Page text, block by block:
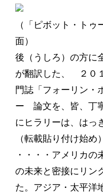
（「ピボット・ト
面）
後（うしろ）の方に
が翻訳した、 ２０
門誌「フォーリン
ー 論文を、皆、丁
にヒラリーは、はっ
（転載貼り付け始め）
・・・・アメリカ
の未来と密接にリン
た。アジア・太平洋